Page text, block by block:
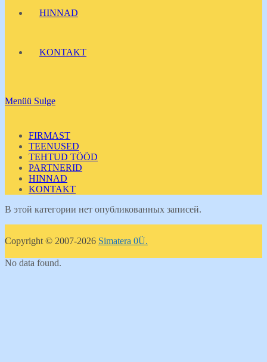
HINNAD
KONTAKT
Menüü Sulge
FIRMAST
TEENUSED
TEHTUD TÖÖD
PARTNERID
HINNAD
KONTAKT
В этой категории нет опубликованных записей.
Copyright © 2007-2026 Simatera 0Ü.
No data found.